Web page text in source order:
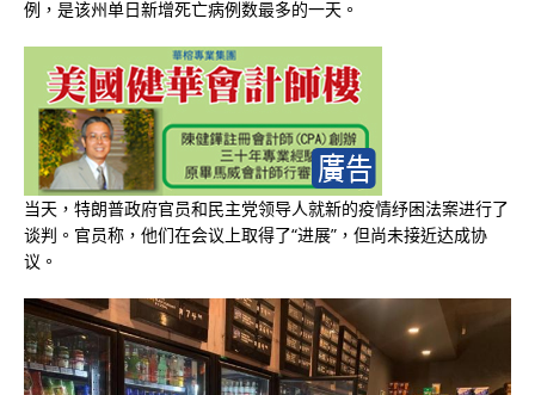
例，是该州单日新增死亡病例数最多的一天。
当天，特朗普政府官员和民主党领导人就新的疫情纾困法案进行了
谈判。官员称，他们在会议上取得了“进展”，但尚未接近达成协
议。